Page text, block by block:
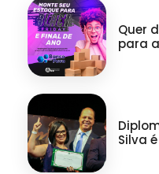
Quer
para
Silva